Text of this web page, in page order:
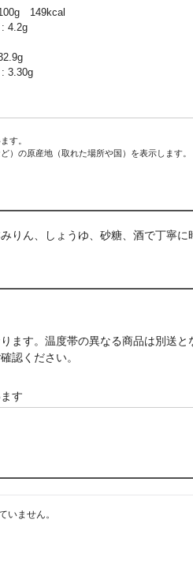
149kcal
4.2g
3.30g
す。
）の原産地（取れた場所や国）を表示します。
りん、しょうゆ、砂糖、酒で丁寧
ます。温度帯の異なる商品は別送と
認ください。
す
いません。